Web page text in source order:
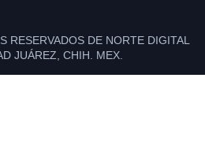
RESERVADOS DE NORTE DIGITAL
JUÁREZ, CHIH. MEX.